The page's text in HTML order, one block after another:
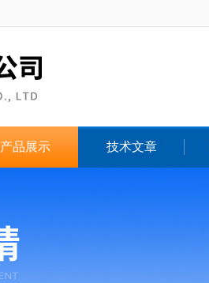
产品展示 技术文章